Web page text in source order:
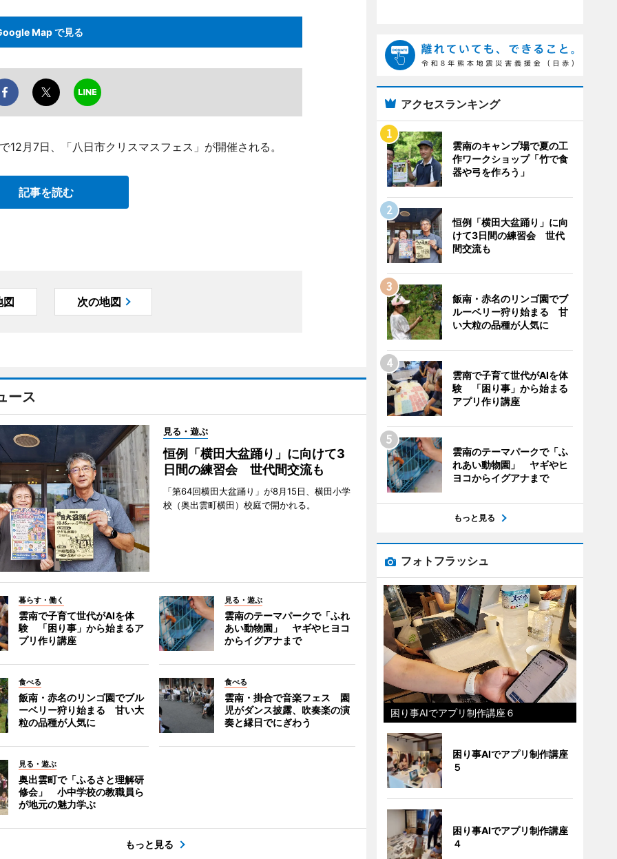
Map で見る
月7日、「八日市クリスマスフェス」が開催される。
記事を読む
図 次の地図
ース
見る・遊ぶ
恒例「横田大盆踊り」に向けて3
日間の練習会 世代間交流も
「第64回横田大盆踊り」が8月15日、横田小学
校（奥出雲町横田）校庭で開かれる。
暮らす・働く
雲南で子育て世代がAIを体
験 「困り事」から始まるア
プリ作り講座
見る・遊ぶ
雲南のテーマパークで「ふれ
あい動物園」 ヤギやヒヨコ
からイグアナまで
食べる
飯南・赤名のリンゴ園でブル
ーベリー狩り始まる 甘い大
粒の品種が人気に
食べる
雲南・掛合で音楽フェス 園
児がダンス披露、吹奏楽の演
奏と縁日でにぎわう
見る・遊ぶ
奥出雲町で「ふるさと理解研
修会」 小中学校の教職員ら
が地元の魅力学ぶ
もっと見る
アクセスランキング
雲南のキャンプ場で夏の工
作ワークショップ「竹で食
器や弓を作ろう」
恒例「横田大盆踊り」に向
けて3日間の練習会 世代
間交流も
飯南・赤名のリンゴ園でブ
ルーベリー狩り始まる 甘
い大粒の品種が人気に
雲南で子育て世代がAIを体
験 「困り事」から始まる
アプリ作り講座
雲南のテーマパークで「ふ
れあい動物園」 ヤギやヒ
ヨコからイグアナまで
もっと見る
フォトフラッシュ
困り事AIでアプリ制作講座６
困り事AIでアプリ制作講座
５
困り事AIでアプリ制作講座
４